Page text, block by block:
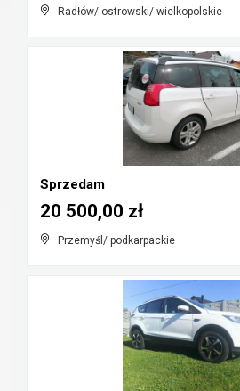
Radłów/ ostrowski/ wielkopolskie
Sprzedam
Przemyśl/ podkarpackie
20 500,00 zł